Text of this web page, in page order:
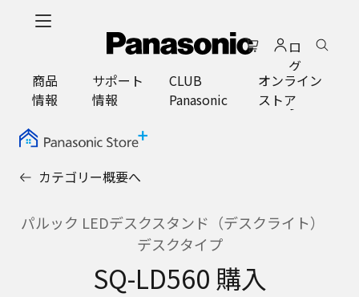
ロ
グ
イ
ン
商品
情報
サポート
情報
CLUB
Panasonic
オンライン
ストア
カテゴリー概要へ
パルック LEDデスクスタンド（デスクライト）
デスクタイプ
SQ-LD560 購入